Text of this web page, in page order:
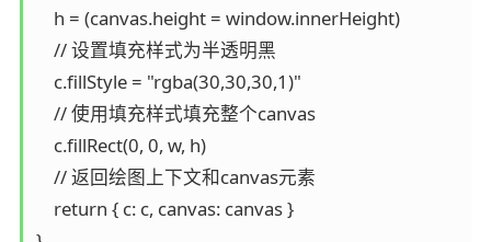
    h = (canvas.height = window.innerHeight)
    // 设置填充样式为半透明黑
    c.fillStyle = "rgba(30,30,30,1)"
    // 使用填充样式填充整个canvas
    c.fillRect(0, 0, w, h)
    // 返回绘图上下文和canvas元素
    return { c: c, canvas: canvas }